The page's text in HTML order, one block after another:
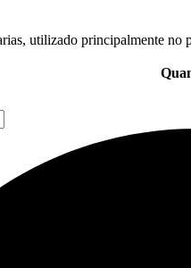
utilizado principalmente no